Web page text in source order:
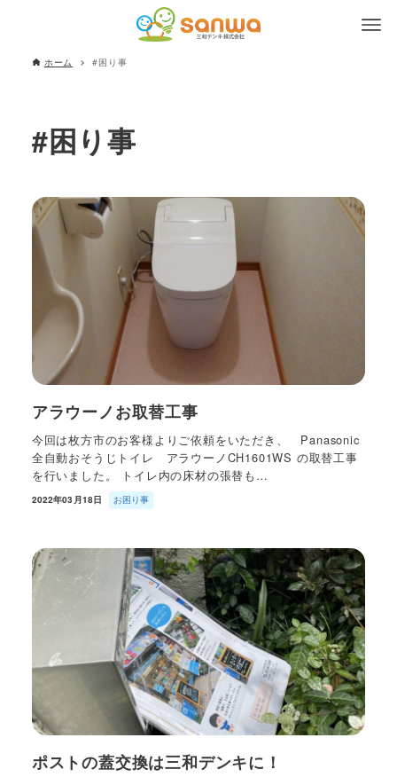
ホーム #困り事
#困り事
アラウーノお取替工事
今回は枚方市のお客様よりご依頼をいただき、 Panasonic
全自動おそうじトイレ アラウーノCH1601WS の取替工事
を行いました。 トイレ内の床材の張替も…
2022年03月18日 お困り事
ポストの蓋交換は三和デンキに！